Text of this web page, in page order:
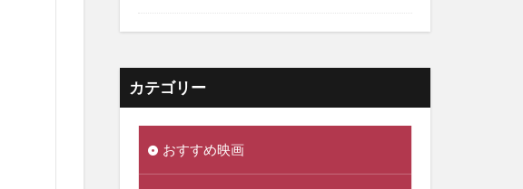
カテゴリー
おすすめ映画